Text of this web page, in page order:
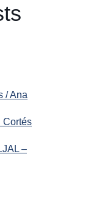
/ Ana
Cortés
–